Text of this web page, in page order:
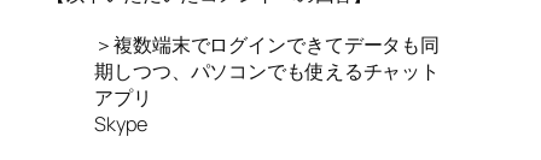
＞複数端末でログインできてデータも同
期しつつ、パソコンでも使えるチャット
アプリ
Skype